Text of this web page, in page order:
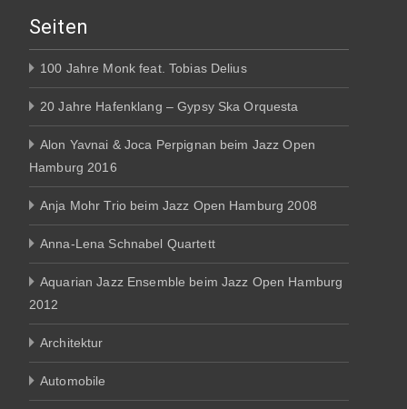
Seiten
100 Jahre Monk feat. Tobias Delius
20 Jahre Hafenklang – Gypsy Ska Orquesta
Alon Yavnai & Joca Perpignan beim Jazz Open
Hamburg 2016
Anja Mohr Trio beim Jazz Open Hamburg 2008
Anna-Lena Schnabel Quartett
Aquarian Jazz Ensemble beim Jazz Open Hamburg
2012
Architektur
Automobile